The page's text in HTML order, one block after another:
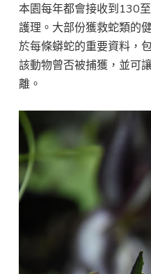
本園每年都會接收到130
護理。大部份獲救蛇類的
於每條蟒蛇的重要資料，
該動物曾否被捕獲，並可
離。